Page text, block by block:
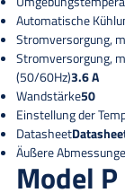
Automatische
Stromversorgung,
Stromversorgung,
(50/60Hz)3.6 A
Wandstärke50
Einstellung der
Datasheet
Äußere
Model P